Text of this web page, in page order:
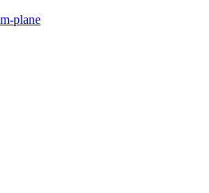
plane